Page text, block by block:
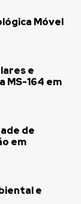
Móvel
e
MS-164 em
de
em
e